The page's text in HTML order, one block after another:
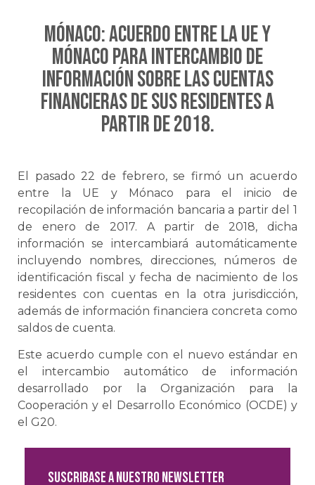
Mónaco: Acuerdo entre la UE y
Mónaco para intercambio de
información sobre las cuentas
financieras de sus residentes a
partir de 2018.
El pasado 22 de febrero, se firmó un acuerdo
entre la UE y Mónaco para el inicio de
recopilación de información bancaria a partir del 1
de enero de 2017. A partir de 2018, dicha
información se intercambiará automáticamente
incluyendo nombres, direcciones, números de
identificación fiscal y fecha de nacimiento de los
residentes con cuentas en la otra jurisdicción,
además de información financiera concreta como
saldos de cuenta.
Este acuerdo cumple con el nuevo estándar en
el intercambio automático de información
desarrollado por la Organización para la
Cooperación y el Desarrollo Económico (OCDE) y
el G20.
Suscribase a nuestro newsletter